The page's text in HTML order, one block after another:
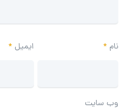
نام* ایمیل*
وب‌ سایت